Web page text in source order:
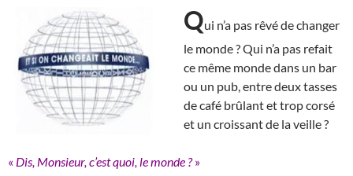
Qui n’a pas rêvé de changer
le monde ? Qui n’a pas refait
ce même monde dans un bar
ou un pub, entre deux tasses
de café brûlant et trop corsé
et un croissant de la veille ?
« Dis, Monsieur, c’est quoi, le monde ?»